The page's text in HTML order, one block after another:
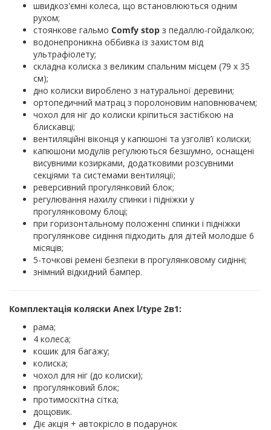
швидкоз'ємні колеса, що встановлюються одним
рухом;
стоянкове гальмо Comfy stop з педаллю-гойдалкою;
водонепроникна оббивка із захистом від
ультрафіолету;
складна колиска з великим спальним місцем (79 х 35
см);
дно колиски вироблено з натуральної деревини;
ортопедичний матрац з поролоновим наповнювачем;
чохол для ніг до колиски кріпиться застібкою на
блискавці;
вентиляційні віконця у капюшоні та узголів’ї колиски;
капюшони модулів регулюються безшумно, оснащені
висувними козирками, додатковими розсувними
секціями та системами вентиляції;
реверсивний прогулянковий блок;
регулювання нахилу спинки і підніжки у
прогулянковому блоці;
при горизонтальному положенні спинки і підніжки
прогулянкове сидіння підходить для дітей молодше 6
місяців;
5-точкові ремені безпеки в прогулянковому сидінні;
знімний відкидний бампер.
Комплектація коляски Anex l/type 2в1:
рама;
4 колеса;
кошик для багажу;
колиска;
чохол для ніг (до колиски);
прогулянковий блок;
протимоскітна сітка;
дощовик.
Діє акція + автокрісло в подарунок